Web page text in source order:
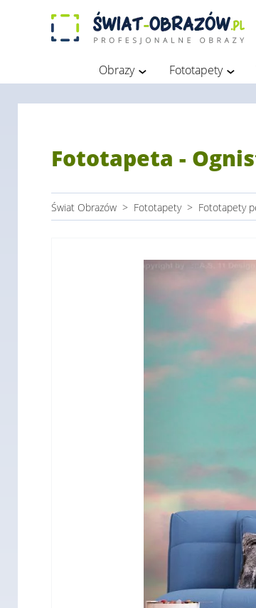
Obrazy Fototapety
Fototapeta -
Świat Obrazów > Fototapety > Fototapety